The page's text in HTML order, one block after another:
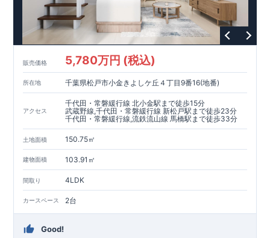
販売価格 5,780万円 (税込)
所在地 千葉県松戸市小金きよしケ丘４丁目9番16(地番)
アクセス
千代田・常磐緩行線 北小金駅まで徒歩15分
武蔵野線,千代田・常磐緩行線 新松戸駅まで徒歩23分
千代田・常磐緩行線,流鉄流山線 馬橋駅まで徒歩33分
土地面積 150.75㎡
建物面積 103.91㎡
間取り 4LDK
カースペース 2台
Good!